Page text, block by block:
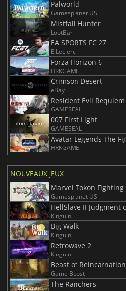
Palworld
Gamesplanet US
Mistfall Hunter
LootBar
EA SPORTS FC 27
E.Leclerc
Forza Horizon 6
HRKGAME
Crimson Desert
eBay
Resident Evil Requiem
GAMESEAL
007 First Light
GAMESEAL
Avatar Legends The
HRKGAME
NOUVEAUX JEUX
Marvel Tokon Fighting
Gamesplanet US
HellSlave II Judgment
Kinguin
Big Walk
Kinguin
Retrowave 2
Kinguin
Beast of Reincarnation
Game Boost
The Ranchers